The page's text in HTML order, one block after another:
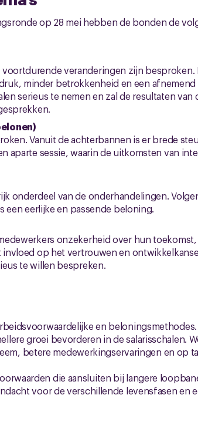
op 28 mei hebben de bonden de
veranderingen zijn besproken.
minder betrokkenheid en een
serieus te nemen en zal de resultaten van
Vanuit de achterbannen is er brede
aparte sessie, waarin de uitkomsten van
onderdeel van de onderhandelingen.
eerlijke en passende beloning.
onzekerheid over hun
op het vertrouwen en
te willen bespreken.
en beloningsmethodes.
groei bevorderen in de salarisschalen.
betere medewerkingservaringen en op
die aansluiten bij langere
voor de verschillende levensfasen en